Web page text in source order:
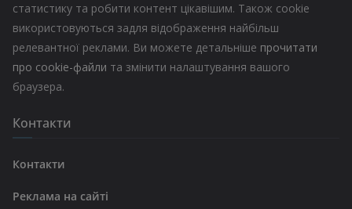
статистику та робити контент цікавішим. Також cookie
використовуються задля відображення найбільш
релевантної реклами. Ви можете детальніше прочитати
про cookie-файли та змінити налаштування вашого
браузера.
Контакти
Контакти
Реклама на сайті